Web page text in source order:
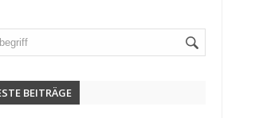
BEITRÄGE